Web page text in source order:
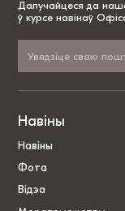
Далучайцеся да
ў курсе навінаў
Навіны
Навіны
Фота
Відэа